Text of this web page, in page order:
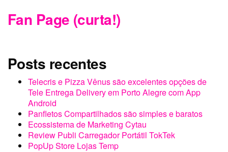
Fan Page (curta!)
Posts recentes
Telecris e Pizza Vênus são excelentes opções de
Tele Entrega Delivery em Porto Alegre com App
Android
Panfletos Compartilhados são simples e baratos
Ecossistema de Marketing Cytau
Review Publi Carregador Portátil TokTek
PopUp Store Lojas Temp